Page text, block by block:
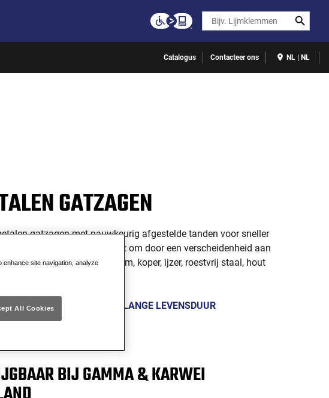
Search
Catalogus Contacteer ons NL | NL
GATZAGEN
gatzagen met nauwkeurig afgestelde tanden voor sneller
sterk, duurzaam en in staat om door een verscheidenheid aan
zagen, waaronder aluminium, koper, ijzer, roestvrij staal, hout
TECHNOLOGIE MET LANGE LEVENSDUUR
SNIJDEN
BIJ GAMMA & KARWEI
enhance site navigation, analyze
All Cookies